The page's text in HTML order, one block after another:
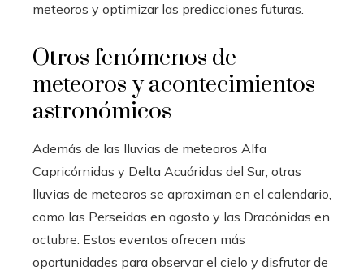
meteoros y optimizar las predicciones futuras.
Otros fenómenos de
meteoros y acontecimientos
astronómicos
Además de las lluvias de meteoros Alfa
Capricórnidas y Delta Acuáridas del Sur, otras
lluvias de meteoros se aproximan en el calendario,
como las Perseidas en agosto y las Dracónidas en
octubre. Estos eventos ofrecen más
oportunidades para observar el cielo y disfrutar de